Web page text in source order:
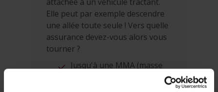
Elle peut par exemple descendre
une allée toute seule ! Vers quelle
assurance devez-vous alors vous
tourner ?
Jusqu'à une MMA (masse
RC familiale